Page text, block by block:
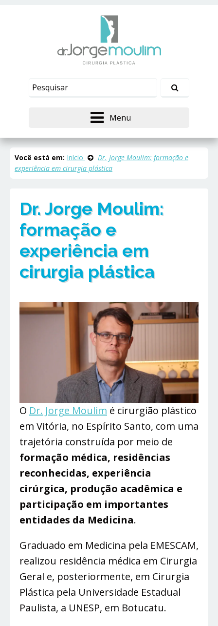
Menu
Você está em: Início
Dr. Jorge Moulim: formação e
experiência em cirurgia plástica
Dr. Jorge Moulim:
formação e
experiência em
cirurgia plástica
O Dr. Jorge Moulim é cirurgião plástico
em Vitória, no Espírito Santo, com uma
trajetória construída por meio de
formação médica, residências
reconhecidas, experiência
cirúrgica, produção acadêmica e
participação em importantes
entidades da Medicina.
Graduado em Medicina pela EMESCAM,
realizou residência médica em Cirurgia
Geral e, posteriormente, em Cirurgia
Plástica pela Universidade Estadual
Paulista, a UNESP, em Botucatu.